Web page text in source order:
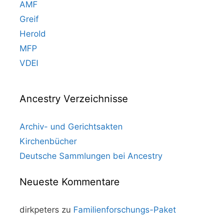
AMF
Greif
Herold
MFP
VDEI
Ancestry Verzeichnisse
Archiv- und Gerichtsakten
Kirchenbücher
Deutsche Sammlungen bei Ancestry
Neueste Kommentare
dirkpeters zu Familienforschungs-Paket